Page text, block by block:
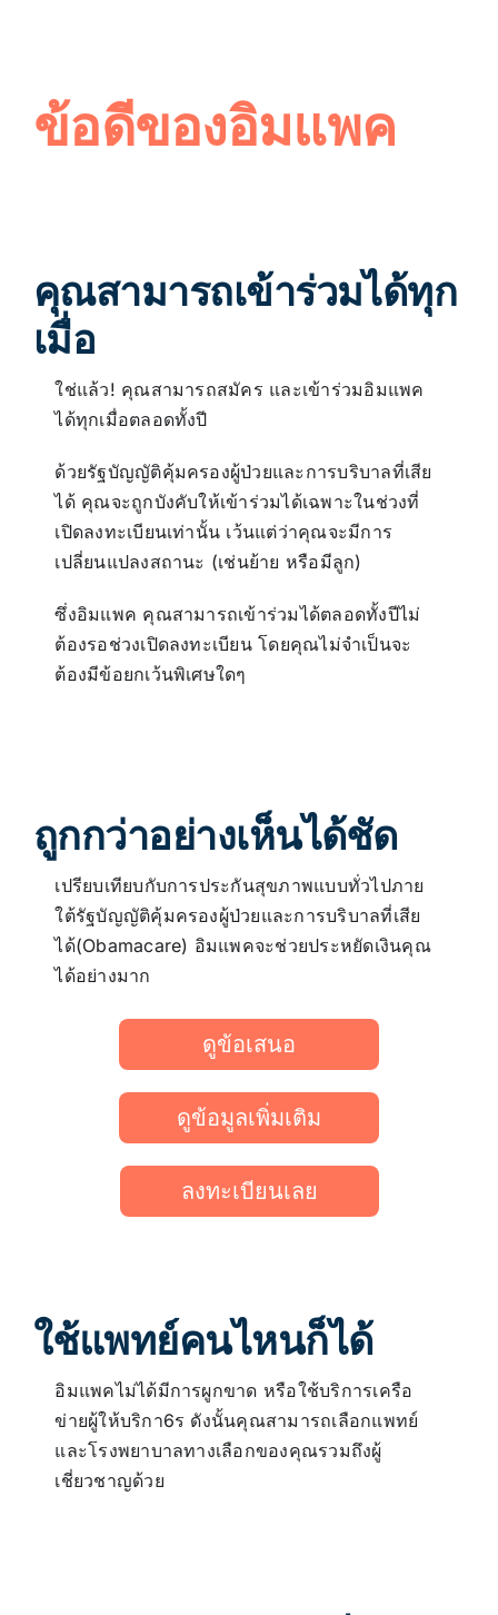
ข้อดีของอิมแพค
คุณสามารถเข้าร่วมได้ทุก
เมื่อ
ใช่แล้ว! คุณสามารถสมัคร และเข้าร่วมอิมแพค
ได้ทุกเมื่อตลอดทั้งปี
ด้วยรัฐบัญญัติคุ้มครองผู้ป่วยและการบริบาลที่เสีย
ได้ คุณจะถูกบังคับให้เข้าร่วมได้เฉพาะในช่วงที่
เปิดลงทะเบียนเท่านั้น เว้นแต่ว่าคุณจะมีการ
เปลี่ยนแปลงสถานะ (เช่นย้าย หรือมีลูก)
ซึ่งอิมแพค คุณสามารถเข้าร่วมได้ตลอดทั้งปีไม่
ต้องรอช่วงเปิดลงทะเบียน โดยคุณไม่จำเป็นจะ
ต้องมีข้อยกเว้นพิเศษใดๆ
ถูกกว่าอย่างเห็นได้ชัด
เปรียบเทียบกับการประกันสุขภาพแบบทั่วไปภาย
ใต้รัฐบัญญัติคุ้มครองผู้ป่วยและการบริบาลที่เสีย
ได้(Obamacare) อิมแพคจะช่วยประหยัดเงินคุณ
ได้อย่างมาก
ดูข้อเสนอ
ดูข้อมูลเพิ่มเติม
ลงทะเบียนเลย
ใช้แพทย์คนไหนก็ได้
อิมแพคไม่ได้มีการผูกขาด หรือใช้บริการเครือ
ข่ายผู้ให้บริกา6ร ดังนั้นคุณสามารถเลือกแพทย์
และโรงพยาบาลทางเลือกของคุณรวมถึงผู้
เชี่ยวชาญด้วย